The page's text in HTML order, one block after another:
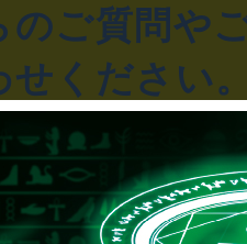
のご質問や
せください
い合わせ